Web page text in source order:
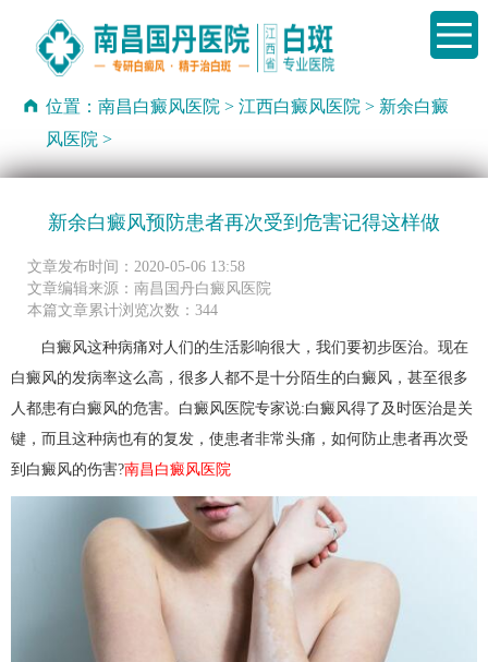
位置：南昌白癜风医院 >江西白癜风医院 > 新余白癜
风医院 >
新余白癜风预防患者再次受到危害记得这样做
文章发布时间：2020-05-06 13:58
文章编辑来源：南昌国丹白癜风医院
本篇文章累计浏览次数：344
白癜风这种病痛对人们的生活影响很大，我们要初步医治。现在
白癜风的发病率这么高，很多人都不是十分陌生的白癜风，甚至很多
人都患有白癜风的危害。白癜风医院专家说:白癜风得了及时医治是关
键，而且这种病也有的复发，使患者非常头痛，如何防止患者再次受
到白癜风的伤害?南昌白癜风医院